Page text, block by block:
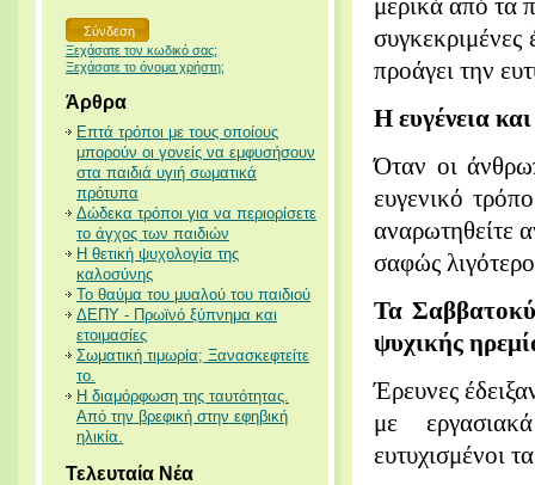
Ξεχάσατε τον κωδικό σας;
Ξεχάσατε το όνομα χρήστη;
Άρθρα
Επτά τρόποι με τους οποίους
μπορούν οι γονείς να εμφυσήσουν
στα παιδιά υγιή σωματικά
πρότυπα
Δώδεκα τρόποι για να περιορίσετε
το άγχος των παιδιών
Η θετική ψυχολογία της
καλοσύνης
Το θαύμα του μυαλού του παιδιού
ΔΕΠΥ - Πρωϊνό ξύπνημα και
ετοιμασίες
Σωματική τιμωρία; Ξανασκεφτείτε
το.
Η διαμόρφωση της ταυτότητας.
Από την βρεφική στην εφηβική
ηλικία.
Τελευταία Νέα
μερικά από τα
συγκεκριμένες
προάγει την
Η ευγένεια
Όταν οι
ευγενικό
αναρωτηθείτε
σαφώς
Τα
ψυχικής
Έρευνες
με
ευτυχισμένοι